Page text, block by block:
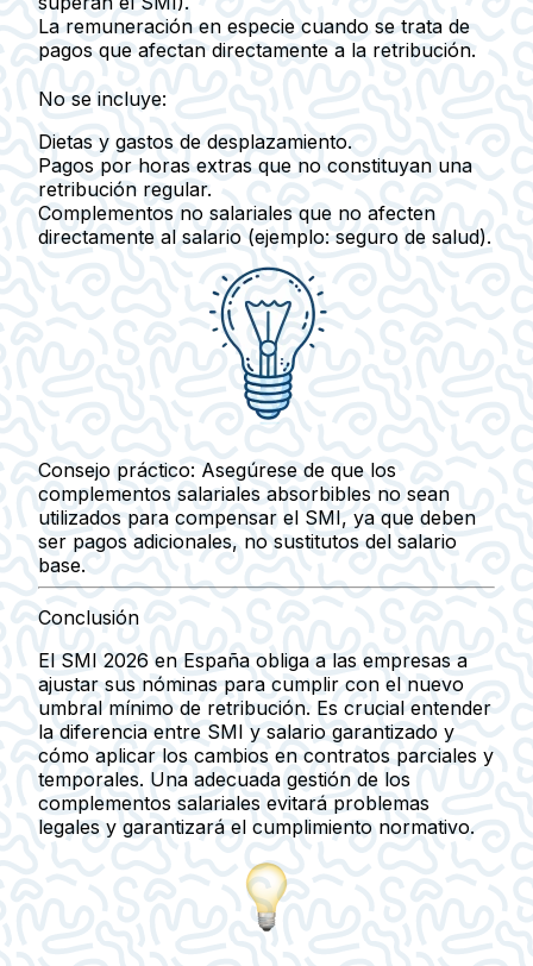
La remuneración en especie cuando se trata de
pagos que afectan directamente a la retribución.
No se incluye:
Dietas y gastos de desplazamiento.
Pagos por horas extras que no constituyan una
retribución regular.
Complementos no salariales que no afecten
directamente al salario (ejemplo: seguro de salud).
Consejo práctico: Asegúrese de que los
complementos salariales absorbibles no sean
utilizados para compensar el SMI, ya que deben
ser pagos adicionales, no sustitutos del salario
base.
Conclusión
El SMI 2026 en España obliga a las empresas a
ajustar sus nóminas para cumplir con el nuevo
umbral mínimo de retribución. Es crucial entender
la diferencia entre SMI y salario garantizado y
cómo aplicar los cambios en contratos parciales y
temporales. Una adecuada gestión de los
complementos salariales evitará problemas
legales y garantizará el cumplimiento normativo.